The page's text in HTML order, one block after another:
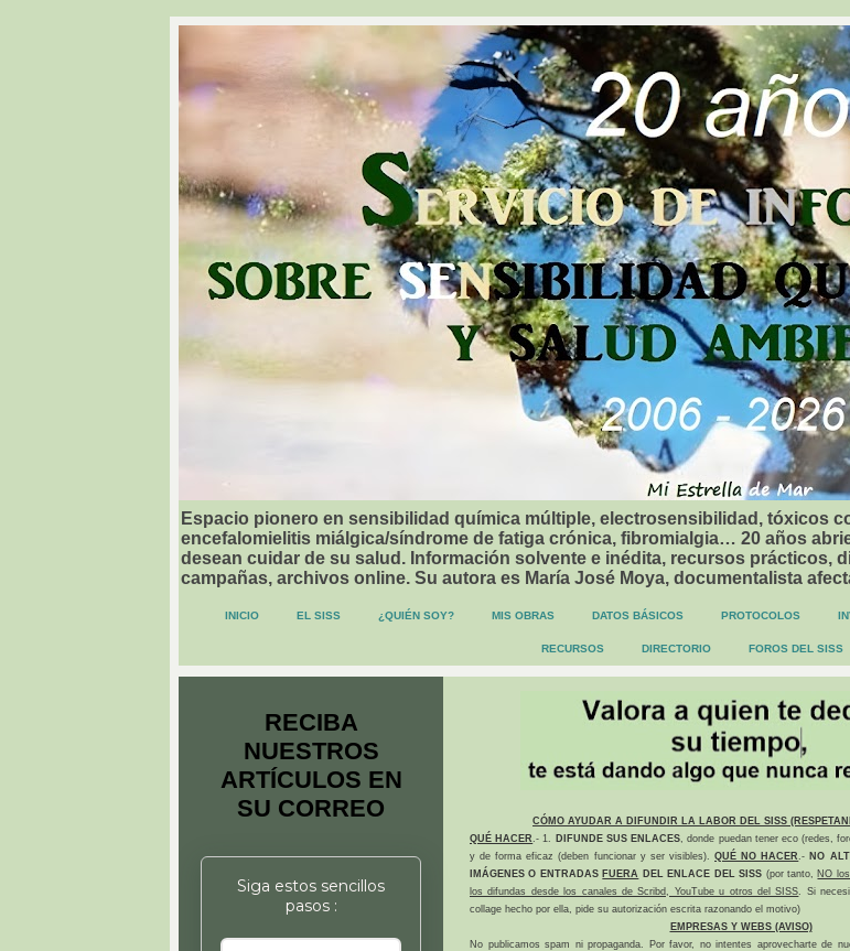
Espacio pionero en sensibilidad química múltiple, electrosensibilidad, tóxicos
encefalomielitis miálgica/síndrome de fatiga crónica, fibromialgia… 20 años
desean cuidar de su salud. Información solvente e inédita, recursos prácticos,
campañas, archivos online. Su autora es María José Moya, documentalista
INICIO EL SISS ¿QUIÉN SOY? MIS OBRAS DATOS BÁSICOS PROTOCOLOS
RECURSOS DIRECTORIO FOROS DEL SISS
CÓMO AYUDAR A DIFUNDIR LA LABOR DEL SISS
QUÉ HACER.- 1. DIFUNDE SUS ENLACES, donde puedan tener eco (redes,
y de forma eficaz (deben funcionar y ser visibles).QUÉ NO HACER.- NO
IMÁGENES O ENTRADAS FUERA DEL ENLACE DEL SISS (por tanto, NO
los difundas desde los canales de Scribd, YouTube u otros del SISS. Si
collage hecho por ella, pide su autorización escrita razonando el motivo)
EMPRESAS Y WEBS (AVISO)
No publicamos spam ni propaganda. Por favor, no intentes aprovecharte de
RECIBA
NUESTROS
ARTÍCULOS EN
SU CORREO
Siga estos sencillos
pasos :